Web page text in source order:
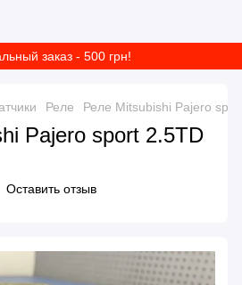
заказ - 500 грн!
Реле Реле Mitsubishi Pajero
Pajero sport 2.5TD
Оставить отзыв